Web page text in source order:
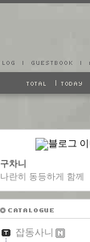
구차니
나란히 동등하게 함께
잡동사니